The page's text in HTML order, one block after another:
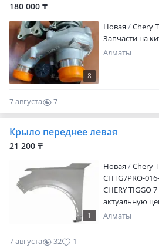
180 000 ₸
8
Новая Chery
Запчасти на
Алматы
7 августа
7
0
Крыло переднее левая
21 200 ₸
1
Новая Chery
CHTG7PRO-
CHERY TIGGO
актуальную
менеджера
Алматы
7 августа 32 1